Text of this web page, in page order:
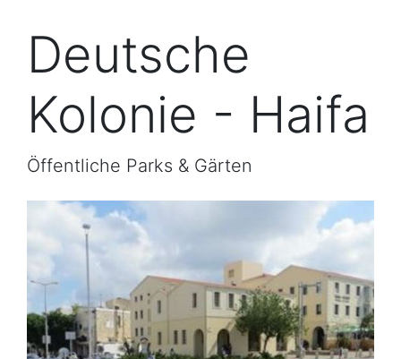
Deutsche
Kolonie - Haifa
Öffentliche Parks & Gärten